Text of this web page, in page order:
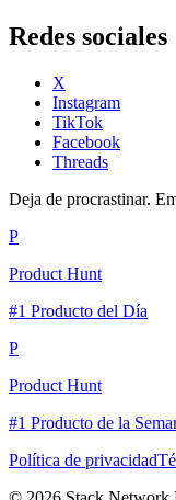
Redes sociales
X
Instagram
TikTok
Facebook
Threads
Deja de procrastinar.
P
Product Hunt
#1 Producto del Día
P
Product Hunt
#1 Producto de la
Política de privacidad